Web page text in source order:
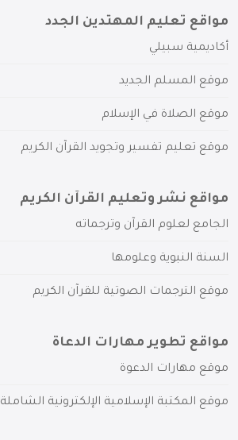
مواقع تعليم المهتدين الجدد
أكاديمية سبيلي
موقع المسلم الجديد
موقع الصلاة في الإسلام
موقع تعليم تفسير وتجويد القرآن الكريم
مواقع نشر وتعليم القرآن الكريم
الجامع لعلوم القرآن وترجماته
السنة النبوية وعلومها
موقع الترجمات الصوتية للقرآن الكريم
مواقع تطوير مهارات الدعاة
موقع مهارات الدعوة
موقع المكتبة الإسلامية الإلكترونية الشاملة